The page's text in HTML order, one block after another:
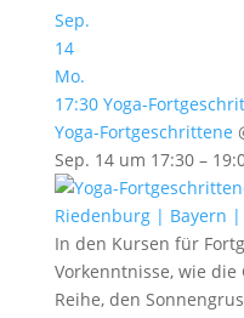
Sep.
14
Mo.
17:30 Yoga-
Yoga-Fortgeschrittene
Sep. 14 um 17:30 –
In den Kursen für
Vorkenntnisse, wie die
Reihe, den